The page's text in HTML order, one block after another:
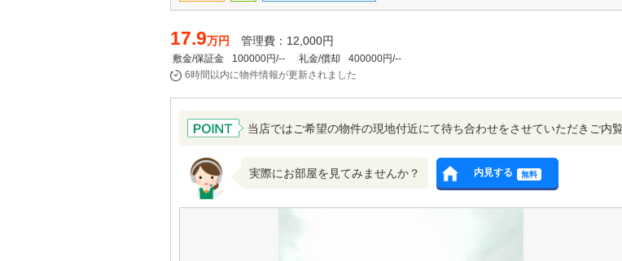
17.9万円 管理費：12,000円
敷金/保証金 100000円/-- 礼金/償却
400000円/--
6時間以内に物件情報が更新されました
当店ではご希望の物件の現地付近にて待ち合わせをさせていただきご内
実際にお部屋を見てみませんか？ 内見する 無料